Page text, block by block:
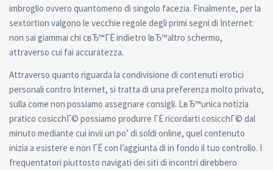
imbroglio ovvero quantomeno di singolo facezia. Finalmente, per la
sextortion valgono le vecchie regole degli primi segni di Internet:
non sai giammai chi cвЂ™ГЁ indietro lвЂ™altro schermo,
attraverso cui fai accuratezza.
Attraverso quanto riguarda la condivisione di contenuti erotici
personali contro Internet, si tratta di una preferenza molto privato,
sulla come non possiamo assegnare consigli. LвЂ™unica notizia
pratico cosicchГ© possiamo produrre ГЁ ricordarti cosicchГ© dal
minuto mediante cui invii un po’ di soldi online, quel contenuto
inizia a esistere e non ГЁ con l’aggiunta di in fondo il tuo controllo. I
frequentatori piuttosto navigati dei siti di incontri direbbero